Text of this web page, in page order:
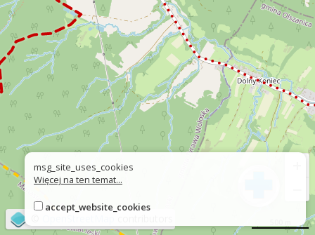
msg_site_uses_cookies
Więcej na ten temat...
accept_website_cookies